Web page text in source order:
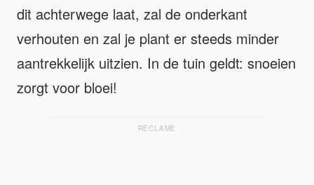
dit achterwege laat, zal de onderkant
verhouten en zal je plant er steeds minder
aantrekkelijk uitzien. In de tuin geldt: snoeien
zorgt voor bloei!
RECLAME